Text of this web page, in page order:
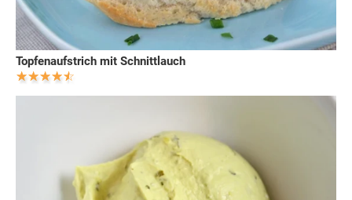
Topfenaufstrich mit Schnittlauch